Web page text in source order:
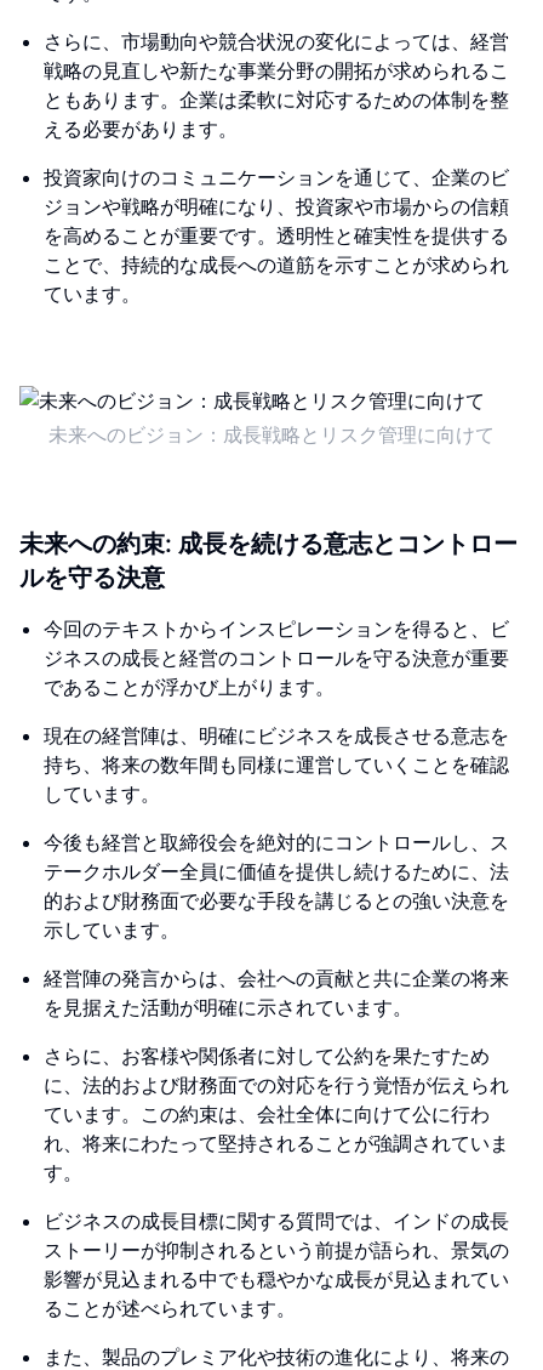
さらに、市場動向や競合状況の変化によっては、経営
戦略の見直しや新たな事業分野の開拓が求められるこ
ともあります。企業は柔軟に対応するための体制を整
える必要があります。
投資家向けのコミュニケーションを通じて、企業のビ
ジョンや戦略が明確になり、投資家や市場からの信頼
を高めることが重要です。透明性と確実性を提供する
ことで、持続的な成長への道筋を示すことが求められ
ています。
未来へのビジョン：成長戦略とリスク管理に向けて
未来への約束: 成長を続ける意志とコントロー
ルを守る決意
今回のテキストからインスピレーションを得ると、ビ
ジネスの成長と経営のコントロールを守る決意が重要
であることが浮かび上がります。
現在の経営陣は、明確にビジネスを成長させる意志を
持ち、将来の数年間も同様に運営していくことを確認
しています。
今後も経営と取締役会を絶対的にコントロールし、ス
テークホルダー全員に価値を提供し続けるために、法
的および財務面で必要な手段を講じるとの強い決意を
示しています。
経営陣の発言からは、会社への貢献と共に企業の将来
を見据えた活動が明確に示されています。
さらに、お客様や関係者に対して公約を果たすため
に、法的および財務面での対応を行う覚悟が伝えられ
ています。この約束は、会社全体に向けて公に行わ
れ、将来にわたって堅持されることが強調されていま
す。
ビジネスの成長目標に関する質問では、インドの成長
ストーリーが抑制されるという前提が語られ、景気の
影響が見込まれる中でも穏やかな成長が見込まれてい
ることが述べられています。
また、製品のプレミア化や技術の進化により、将来の